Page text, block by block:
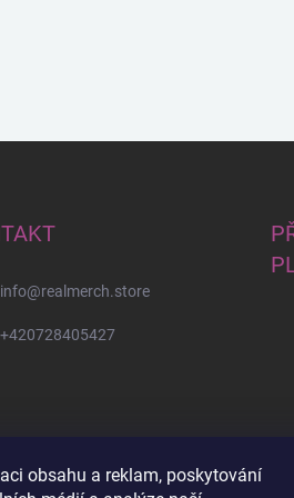
obsahu a reklam, poskytování
info@realmerch.store
+420728405427